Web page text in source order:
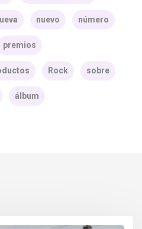
nuevo número
premios
Rock sobre
álbum